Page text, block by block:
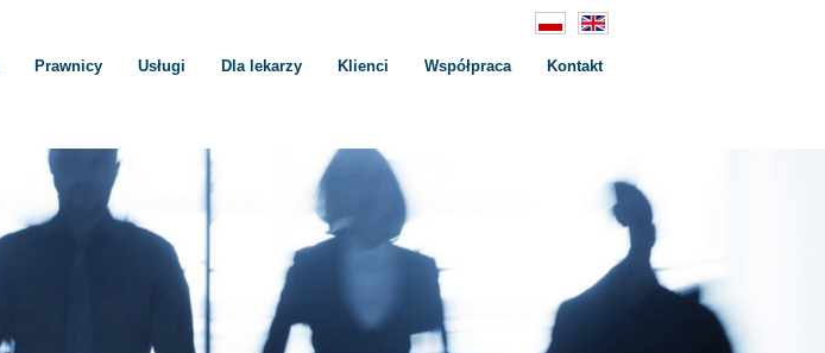
Prawnicy Usługi Dla lekarzy Klienci Współpraca Kontakt